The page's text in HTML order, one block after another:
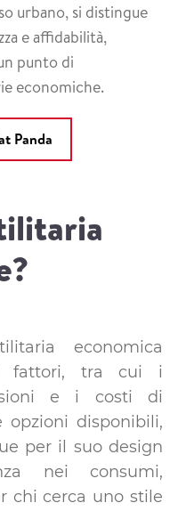
urbano, si distingue
e affidabilità,
punto di
economiche.
Panda
economica
fattori, tra cui i
e i costi di
opzioni disponibili,
per il suo design
nei consumi,
chi cerca uno stile